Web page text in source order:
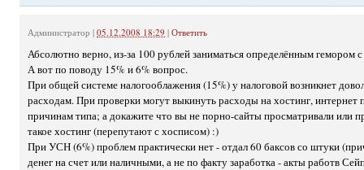
Администратор | 05.12.2008 18:29 | Ответить
Абсолютно верно, из-за 100 рублей заниматься определённым
А вот по поводу 15% и 6% вопрос.
При общей системе налогооблажения (15%) у налоговой возникнет
расходам. При проверки могут выкинуть расходы на хостинг,
причинам типа; а докажите что вы не порно-сайты просматривали или
такое хостинг (перепутают с хосписом) :)
При УСН (6%) проблем практически нет - отдал 60 баксов со штуки
денег на счет или наличными, а не по факту заработка - акты работв